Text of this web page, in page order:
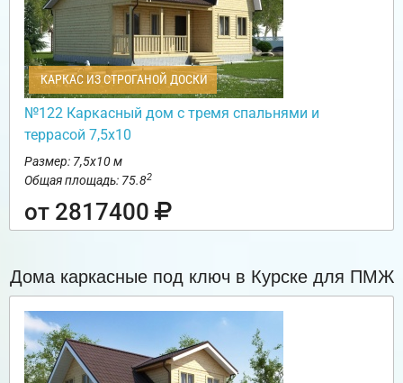
КАРКАС ИЗ СТРОГАНОЙ ДОСКИ
№122 Каркасный дом с тремя спальнями и
террасой 7,5х10
Размер: 7,5х10 м
Общая площадь: 75.82
от 2817400
Дома каркасные под ключ в Курске для ПМЖ